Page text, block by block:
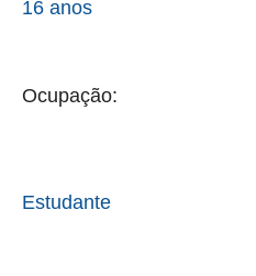
16 anos
Ocupação:
Estudante